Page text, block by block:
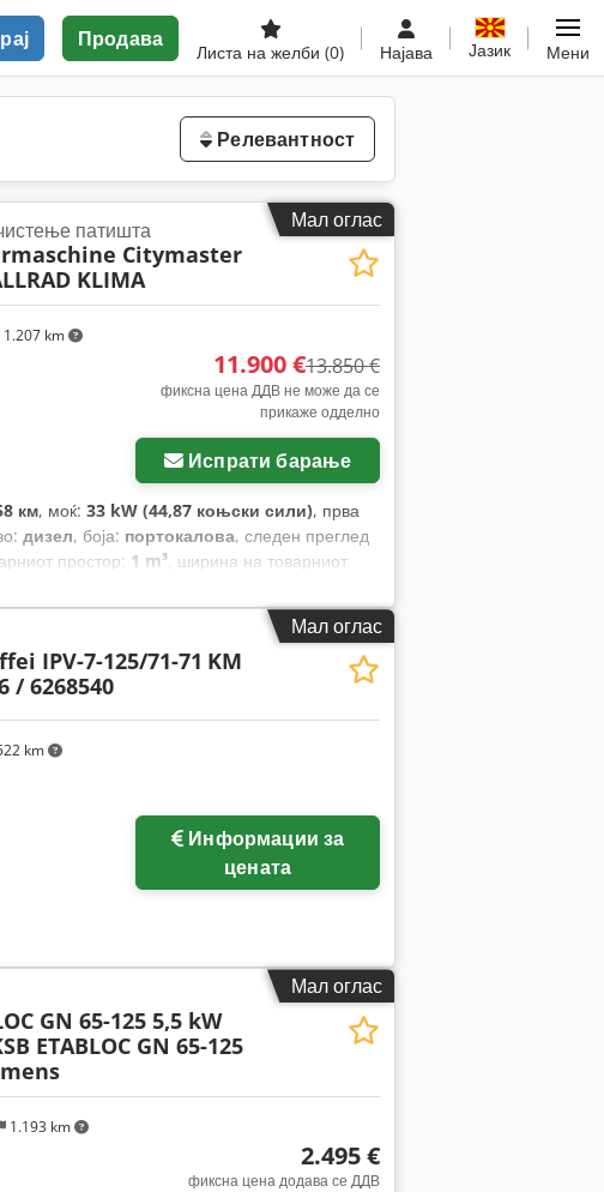
Продава
Листа на желби (0) Најава Јазик Мени
Релевантност
Мал оглас
1.207 km
патишта
Citymaster
KLIMA
11.900 €13.850 €
фиксна цена ДДВ не може да се
прикаже одделно
Испрати барање
км, моќ: 33 kW (44,87 коњски сили), прва
дизел, боја: портокалова, следен преглед
простор: 1 m³, ширина на товарниот
,
Мал оглас
Побарајте повеќе
km
IPV-7-125/71-71 KM
/ 6268540
цената
Мал оглас
1.193 km
GN 65-125 5,5 kW
ETABLOC GN 65-125
2.495 €
фиксна цена додава се ДДВ